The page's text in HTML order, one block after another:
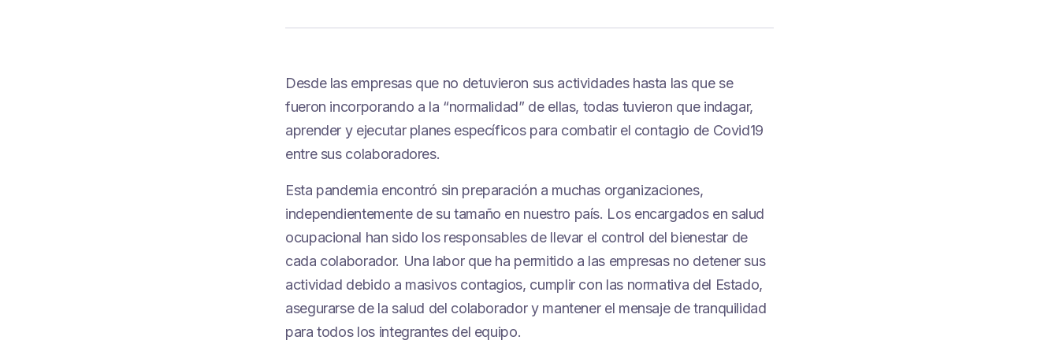
Desde las empresas que no detuvieron sus actividades hasta las que se
fueron incorporando a la “normalidad” de ellas, todas tuvieron que indagar,
aprender y ejecutar planes específicos para combatir el contagio de Covid19
entre sus colaboradores.
Esta pandemia encontró sin preparación a muchas organizaciones,
independientemente de su tamaño en nuestro país. Los encargados en salud
ocupacional han sido los responsables de llevar el control del bienestar de
cada colaborador. Una labor que ha permitido a las empresas no detener sus
actividad debido a masivos contagios, cumplir con las normativa del Estado,
asegurarse de la salud del colaborador y mantener el mensaje de tranquilidad
para todos los integrantes del equipo.